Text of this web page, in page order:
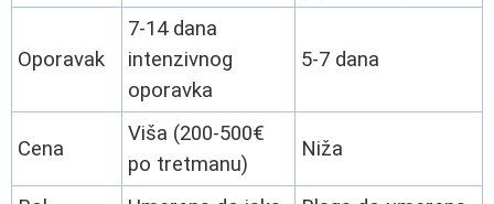
Oporavak
7-14 dana
intenzivnog
oporavka
5-7 dana
Cena
Viša (200-500€
po tretmanu)
Niža